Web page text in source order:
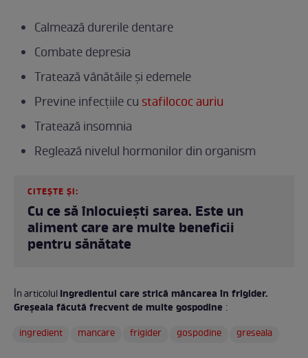
Calmează durerile dentare
Combate depresia
Tratează vânătăile și edemele
Previne infecțiile cu stafilococ auriu
Tratează insomnia
Reglează nivelul hormonilor din organism
CITEȘTE ȘI:
Cu ce să înlocuiești sarea. Este un
aliment care are multe beneficii
pentru sănătate
În articolulIngredientul care strică mâncarea în frigider.
Greșeala făcută frecvent de multe gospodine :
ingredient
mancare frigider gospodine greseala